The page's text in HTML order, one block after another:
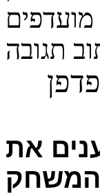
מועדפים
תגובה
את
המשחק